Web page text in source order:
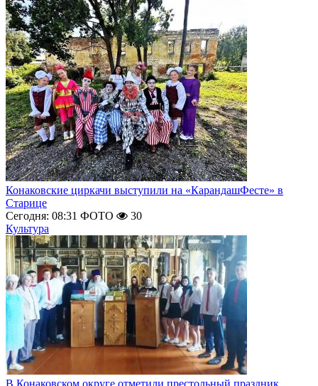
Конаковские циркачи выступили на «КарандашФесте» в
Старице
Сегодня: 08:31 ФОТО
30
Культура
В Конаковском округе отметили престольный праздник